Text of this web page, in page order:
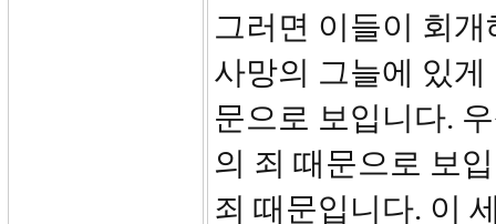
그러면 이들이 회
사망의 그늘에 있
문으로 보입니다.
의 죄 때문으로 보
죄 때문입니다. 이